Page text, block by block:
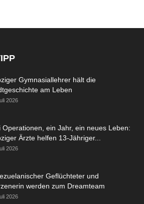
Gymnasiallehrer hält die
am Leben
2026
Operationen, ein Jahr, ein neues Leben:
Ärzte helfen 13-Jähriger...
2026
Geflüchteter und
werden zum Dreamteam
2026